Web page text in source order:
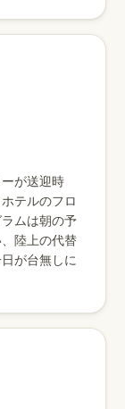
が送迎時
テルのフロ
ムは朝の予
陸上の代替
が台無しに